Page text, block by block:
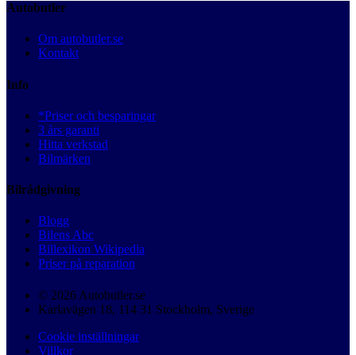
Autobutler
Om autobutler.se
Kontakt
Info
*Priser och besparingar
3 års garanti
Hitta verkstad
Bilmärken
Bilrådgivning
Blogg
Bilens Abc
Billexikon Wikipedia
Priser på reparation
© 2026 Autobutler.se
Karlavägen 18, 114 31 Stockholm, Sverige
Cookie inställningar
Villkor